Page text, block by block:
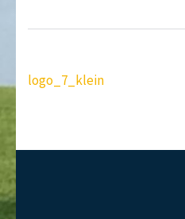
Beitragsnavigation
logo_7_klein